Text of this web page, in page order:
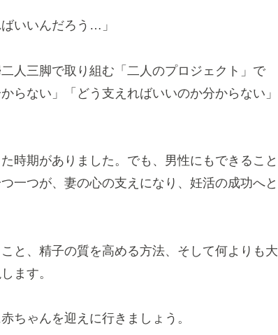
いいんだろう…」
人三脚で取り組む「二人のプロジェクト」で
らない」「どう支えればいいのか分からない」
時期がありました。でも、男性にもできること
一つが、妻の心の支えになり、妊活の成功へと
と、精子の質を高める方法、そして何よりも大
ます。
ちゃんを迎えに行きましょう。